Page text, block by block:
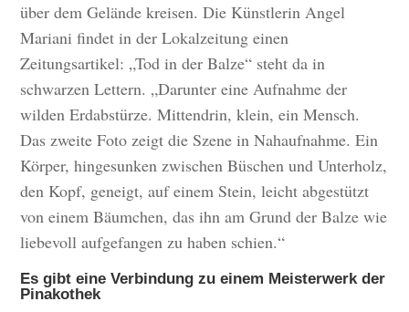
über dem Gelände kreisen. Die Künstlerin Angel
Mariani findet in der Lokalzeitung einen
Zeitungsartikel: „Tod in der Balze“ steht da in
schwarzen Lettern. „Darunter eine Aufnahme der
wilden Erdabstürze. Mittendrin, klein, ein Mensch.
Das zweite Foto zeigt die Szene in Nahaufnahme. Ein
Körper, hingesunken zwischen Büschen und Unterholz,
den Kopf, geneigt, auf einem Stein, leicht abgestützt
von einem Bäumchen, das ihn am Grund der Balze wie
liebevoll aufgefangen zu haben schien.“
Es gibt eine Verbindung zu einem Meisterwerk der
Pinakothek